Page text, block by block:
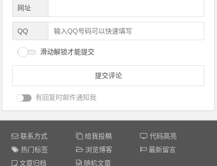
网址
QQ
滑动解锁才能提交
有回复时邮件通知我
联系方式 给我投稿
代码高亮
热门标签
浏览博客
最新留言
文章归档
随机文章